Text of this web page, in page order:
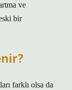
ve
bir
farklı olsa da